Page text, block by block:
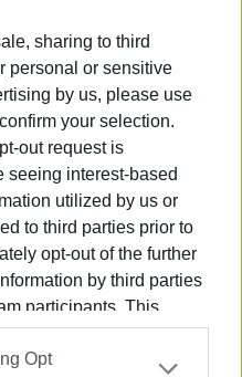
sharing to third
personal or sensitive
by us, please use
your selection.
out request is
seeing interest-based
utilized by us or
to third parties prior to
opt-out of the further
by third parties
participants. This
by us to third parties
Participants that may
Opt
στο περιφερειακό
και να προωθηθεί το
διαχείρισης
από την
αυτοί και οι
την πρότασή μας
οι παρατάξεις «Λαϊκή